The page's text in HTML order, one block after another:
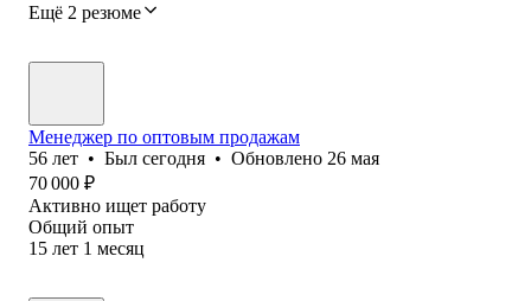
Ещё 2 резюме
Менеджер по оптовым продажам
56 лет • Был сегодня • Обновлено 26 мая
70 000 ₽
Активно ищет работу
Общий опыт
15 лет 1 месяц